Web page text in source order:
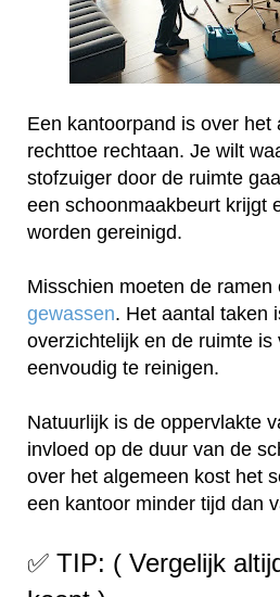
Een kantoorpand is over het
rechttoe rechtaan. Je wilt
stofzuiger door de ruimte
een schoonmaakbeurt krijgt
worden gereinigd.
Misschien moeten de ramen
gewassen. Het aantal taken
overzichtelijk en de ruimte is
eenvoudig te reinigen.
Natuurlijk is de oppervlakte
invloed op de duur van de
over het algemeen kost het
een kantoor minder tijd dan
✅ TIP: ( Vergelijk